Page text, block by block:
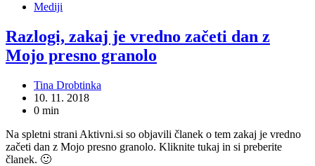
startupa
Mediji
Razlogi, zakaj je vredno začeti dan z
Mojo presno granolo
Tina Drobtinka
10. 11. 2018
0 min
Na spletni strani Aktivni.si so objavili članek o tem zakaj je vredno
začeti dan z Mojo presno granolo. Kliknite tukaj in si preberite
članek. 🙂